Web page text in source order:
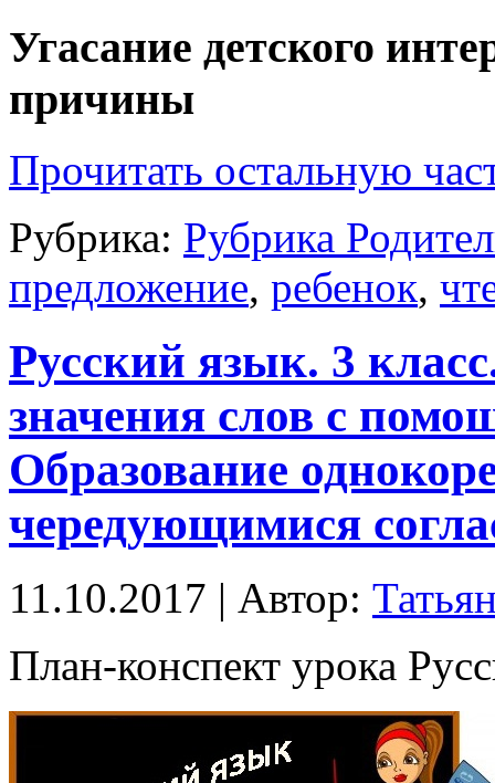
Угасание детского
причины
Прочитать остальную
Рубрика: Рубрика
предложение, ребенок,
Русский язык. 3
значения слов с
Образование
чередующимися
11.10.2017 | Автор:
План-конспект урока